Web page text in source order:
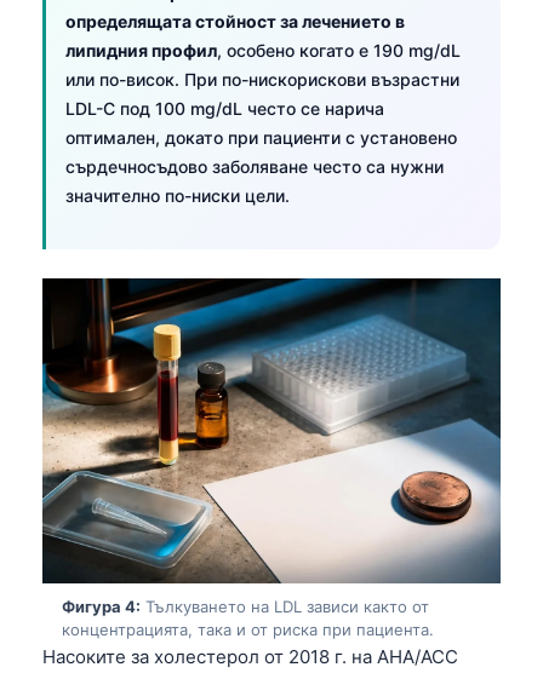
определящата стойност за лечението в
липидния профил, особено когато е 190 mg/dL
или по-висок. При по-нискорискови възрастни
LDL-C под 100 mg/dL често се нарича
оптимален, докато при пациенти с установено
сърдечносъдово заболяване често са нужни
значително по-ниски цели.
Фигура 4: Тълкуването на LDL зависи както от
концентрацията, така и от риска при пациента.
Насоките за холестерол от 2018 г. на AHA/ACC